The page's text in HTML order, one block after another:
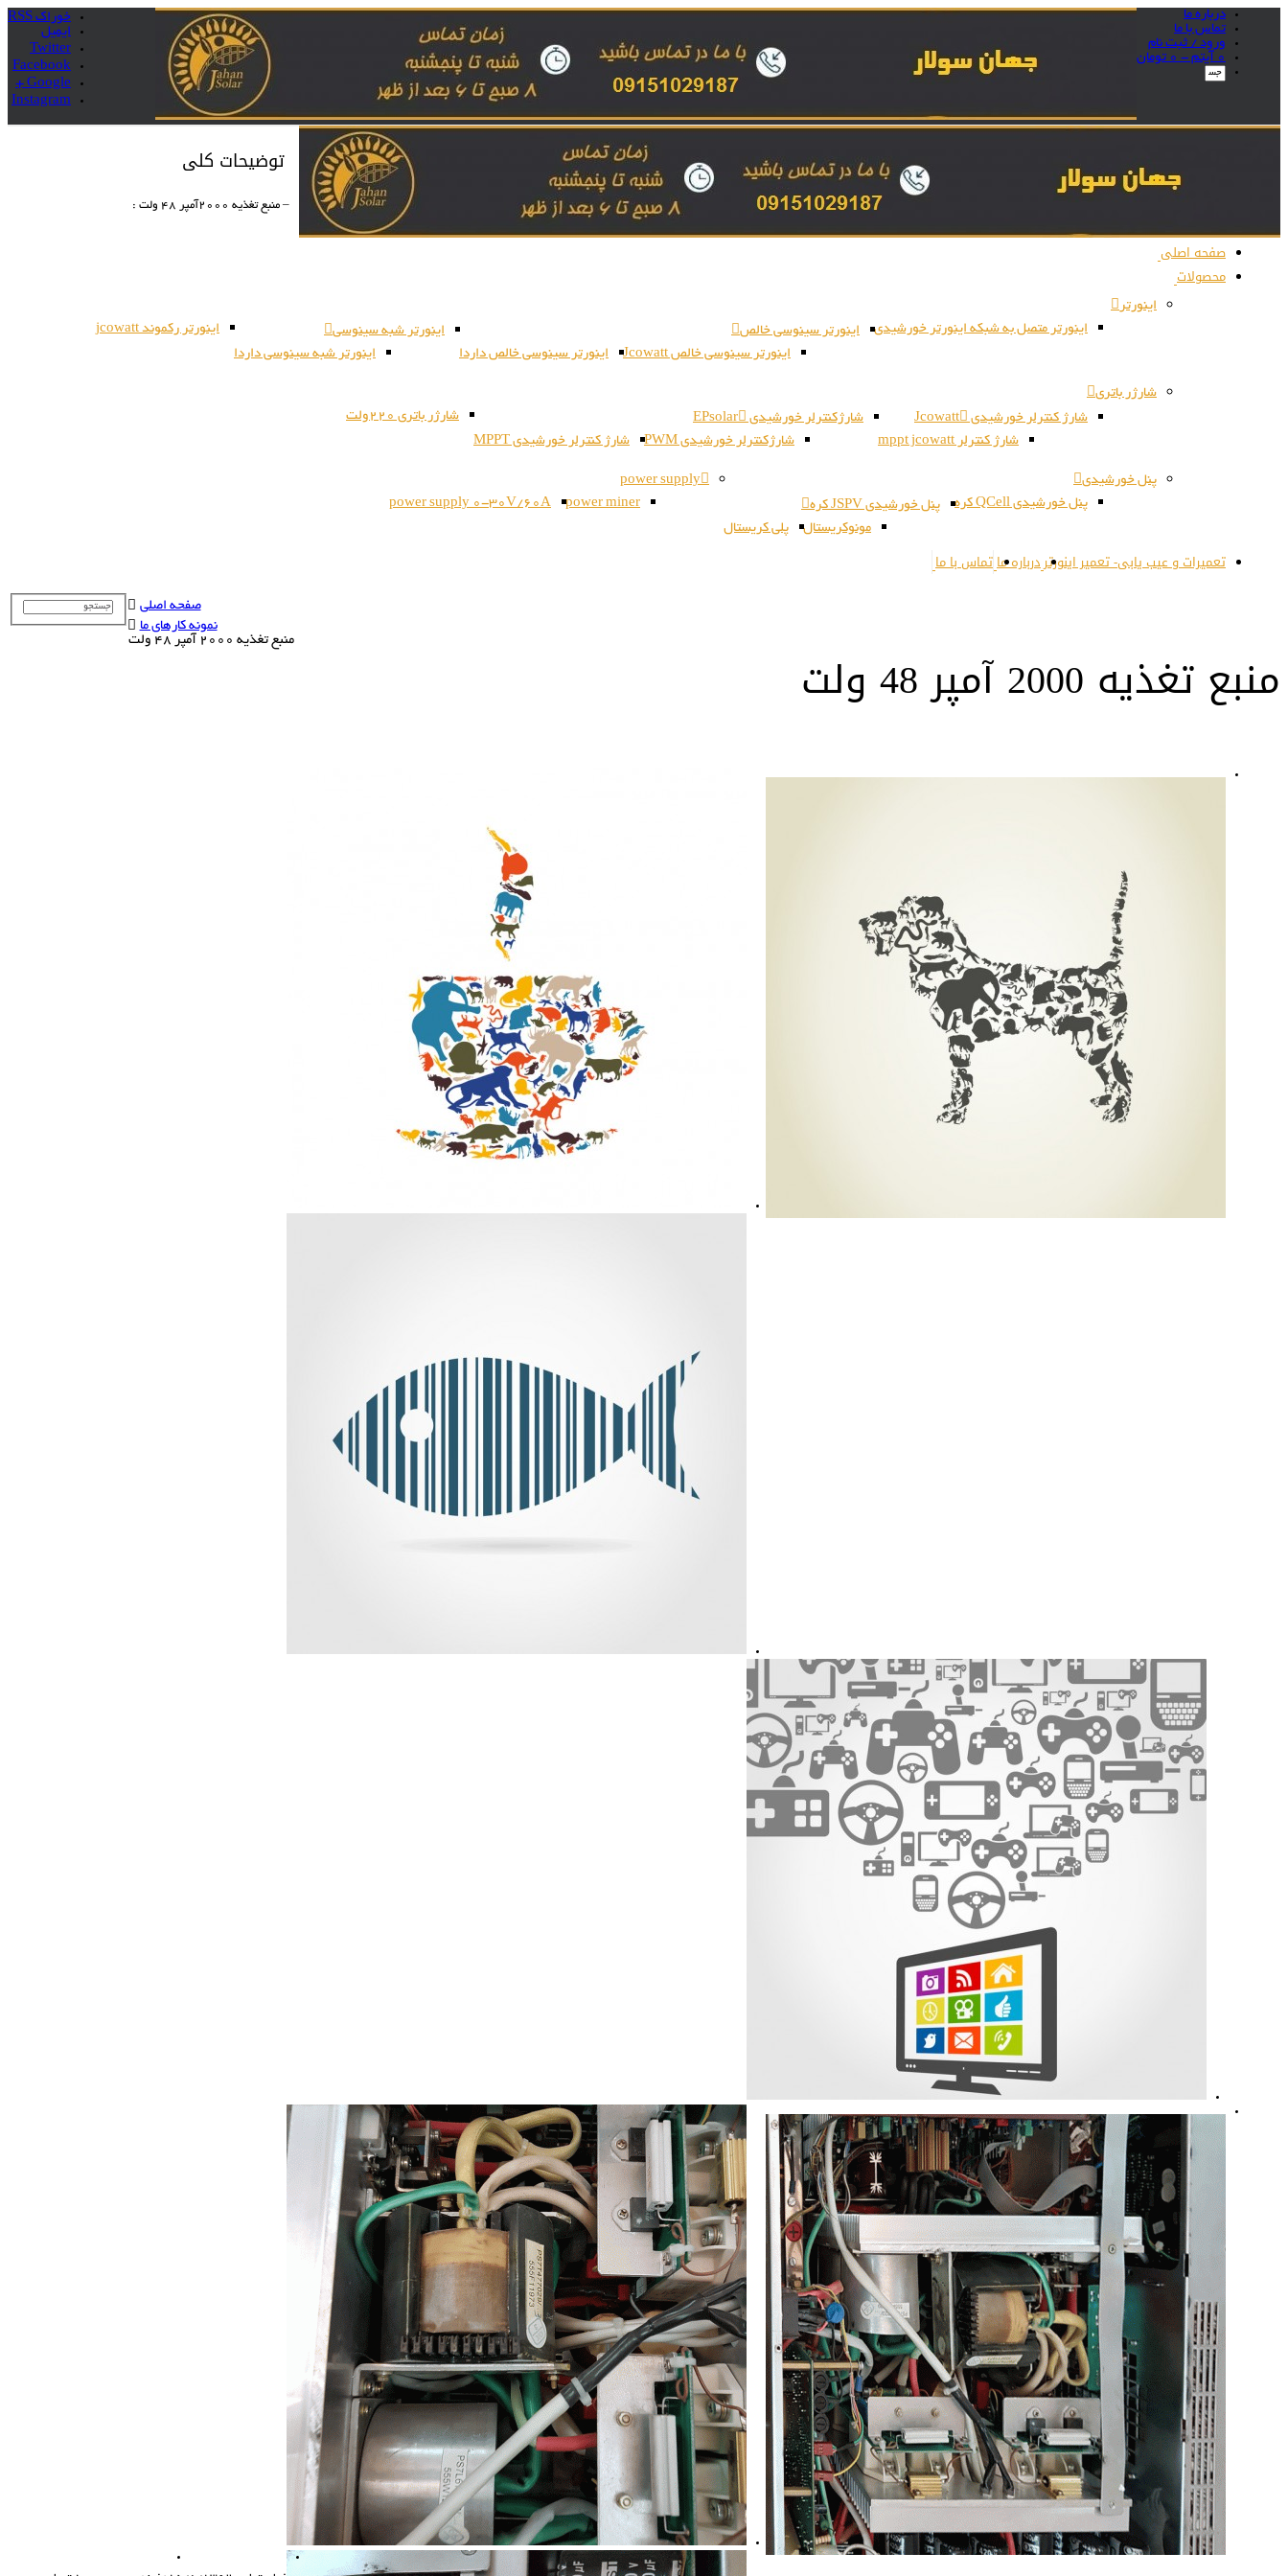
درباره ما
تماس با ما
ورود / ثبت نام
0 آیتم -
0 تومان
خوراک RSS
ایمیل
Twitter
Facebook
Google +
Instagram
صفحه اصلی
محصولات
اینورتر
اینورتر متصل به شبکه اینورتر خورشیدی
اینورتر سینوسی خالص
اینورتر سینوسی خالص Jcowatt
اینورتر سینوسی خالص داردا
اینورتر شبه سینوسی
اینورتر شبه سینوسی داردا
اینورتر رکموند jcowatt
شارژر باتری
شارژ کنترلر خورشیدی Jcowatt
شارژ کنترلر mppt jcowatt
شارژکنترلر خورشیدی EPsolar
شارژکنترلر خورشیدی PWM
شارژ کنترلر خورشیدی MPPT
شارژر باتری 220ولت
پنل خورشیدی
پنل خورشیدی QCell کره
پنل خورشیدی JSPV کره
مونوکریستال
پلی کریستال
power supply
power miner
power supply 0-30V/60A
تعمیرات و عیب یابی- تعمیر اینورتردرباره ماتماس با ما
منبع تغذیه 2000 آمپر 48 ولت
صفحه اصلی
نمونه کارهای ما
منبع تغذیه 2000 آمپر 48 ولت
توضیحات کلی
– منبع تغذیه 2000آمپر 48 ولت :